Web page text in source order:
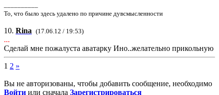
То, что было здесь удалено по причине дувсмысленности
10. Rina (17.06.12 / 19:53)
...
Сделай мне пожалуста аватарку Ино..желательно прикольную
1 2 »
Вы не авторизованы, чтобы добавить сообщение, необходимо
Войти или сначала Зарегистрироваться